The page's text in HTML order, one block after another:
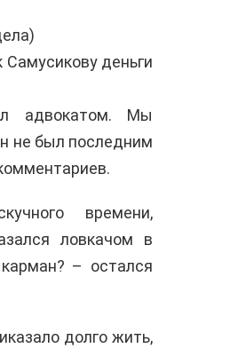
деньги
адвокатом. Мы
не был последним
времени,
ловкачом в
– остался
долго жить,